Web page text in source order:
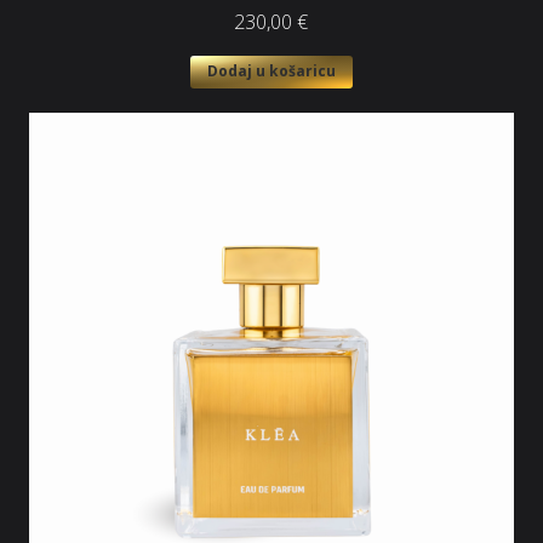
230,00 €
Dodaj u košaricu